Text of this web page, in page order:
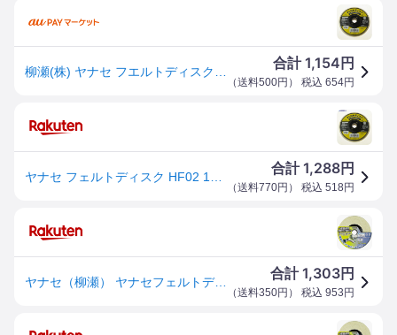
合計1,154 円
（送料500円 ） 税込 654円
合計1,288円
（送料770円 ） 税込 518 円
ヤナセ（柳瀬） ヤナセフェルトディスク HF02 4949130011301 先端工具 ジスク・両頭アクセサリ
合計1,303円
（送料350円 ） 税込 953 円